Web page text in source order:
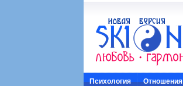
Психология Отношения